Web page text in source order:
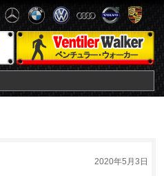
2020年5月3日